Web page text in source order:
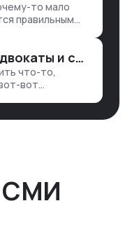
то мало
правильным
Интернет умирает, адвокаты и судьи в растерянности, а я хочу песню
что-то,
вот
СМИ